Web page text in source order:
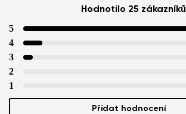
Hodnotilo 25 zákazníků
5
4
3
2
1
Přidat hodnocení